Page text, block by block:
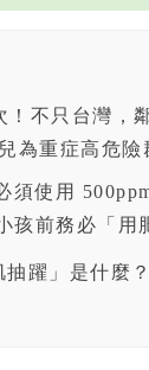
不只台灣，
為重症高危險
須使用
前務必「用
躍」是什麼